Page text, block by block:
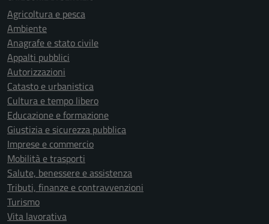
Agricoltura e pesca
Ambiente
Anagrafe e stato civile
Appalti pubblici
Autorizzazioni
Catasto e urbanistica
Cultura e tempo libero
Educazione e formazione
Giustizia e sicurezza pubblica
Imprese e commercio
Mobilità e trasporti
Salute, benessere e assistenza
Tributi, finanze e contravvenzioni
Turismo
Vita lavorativa